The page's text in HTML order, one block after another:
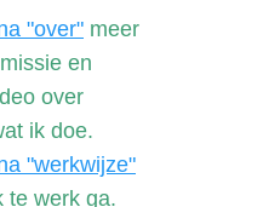
"over" meer
en
over
ik doe.
"werkwijze"
te werk ga.